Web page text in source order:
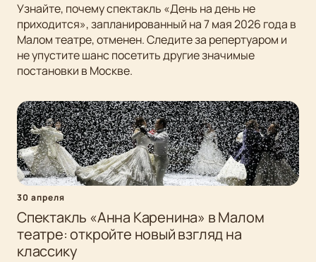
Узнайте, почему спектакль «День на день не
приходится», запланированный на 7 мая 2026 года в
Малом театре, отменен. Следите за репертуаром и
не упустите шанс посетить другие значимые
постановки в Москве.
30 апреля
Спектакль «Анна Каренина» в Малом
театре: откройте новый взгляд на
классику